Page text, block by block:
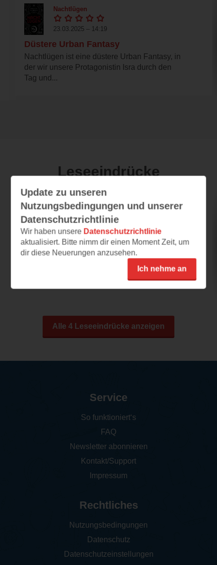
Nachtlügen
23.03.2025 – 14:19
Düstere Urban Fantasy
Nachtlügen ist eine düstere Urban Fantasy, in
der wir unsere Protagonistin Isra durch den
Tag und...
Leseeindrücke
Im Leben nebenan
26.05.2025 – 17:24
Was wäre wenn?
Mit einem humoristischen, scharfen aber
einfach zu folgendem Schreibstil wird man
Alle 4 Leseeindrücke anzeigen
Update zu unseren
Nutzungsbedingungen und unserer
Datenschutzrichtlinie
Wir haben unsere Datenschutzrichtlinie
aktualisiert. Bitte nimm dir einen Moment Zeit, um
dir diese Neuerungen anzusehen.
Ich nehme an
Service
So funktioniert‘s
FAQ
Newsletter abonnieren
Kontakt/Support
Impressum
Rechtliches
Nutzungsbedingungen
Datenschutz
Datenschutzeinstellungen